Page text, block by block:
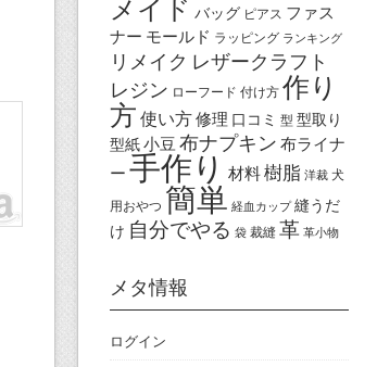
メイド バッグ ピアス ファス
ナー モールド ラッピング ランキング
リメイク レザークラフト
レジン ローフード 付け方作り
方使い方修理 口コミ 型 型取り
型紙小豆 布ナプキン 布ライナ
ー 手作り 材料樹脂 洋裁 犬
用おやつ 簡単 経血カップ 縫うだ
け 自分でやる 袋 裁縫革 革小物
メタ情報
ログイン